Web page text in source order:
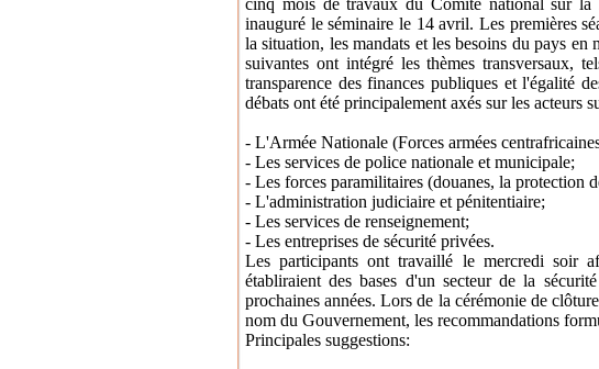
cinq mois de travaux du Comité national sur
inauguré le séminaire le 14 avril. Les premières
la situation, les mandats et les besoins du pays en
suivantes ont intégré les thèmes transversaux,
transparence des finances publiques et l'égalité
débats ont été principalement axés sur les acteurs
- L'Armée Nationale (Forces armées
- Les services de police nationale et municipale;
- Les forces paramilitaires (douanes, la protection
- L'administration judiciaire et pénitentiaire;
- Les services de renseignement;
- Les entreprises de sécurité privées.
Les participants ont travaillé le mercredi soir
établiraient des bases d'un secteur de la
prochaines années. Lors de la cérémonie de
nom du Gouvernement, les recommandations
Principales suggestions: